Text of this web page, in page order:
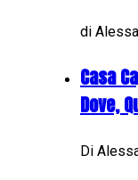
di
Casa
Dove,
Di